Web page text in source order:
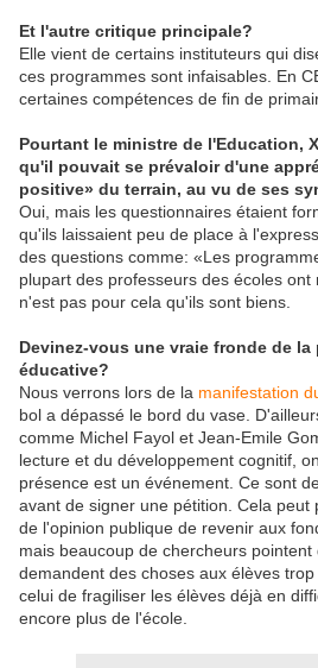
Et l'autre critique principale?
Elle vient de certains instituteurs qui
ces programmes sont infaisables. En
certaines compétences de fin de
Pourtant le ministre de l'Education,
qu'il pouvait se prévaloir d'une
positive» du terrain, au vu de ses
Oui, mais les questionnaires étaient
qu'ils laissaient peu de place à
des questions comme: «Les
plupart des professeurs des écoles
n'est pas pour cela qu'ils sont biens.
Devinez-vous une vraie fronde de
éducative?
Nous verrons lors de la manifestation
bol a dépassé le bord du vase.
comme Michel Fayol et Jean-Emile
lecture et du développement cognitif,
présence est un événement. Ce sont
avant de signer une pétition. Cela
de l'opinion publique de revenir aux
mais beaucoup de chercheurs
demandent des choses aux élèves
celui de fragiliser les élèves déjà en
encore plus de l'école.